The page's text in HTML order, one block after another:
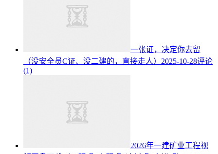
一张证，决定你去留
（没安全员C证、没二建的，直接走人） 2025-10-28评论
(1)
2026年一建矿业工程视